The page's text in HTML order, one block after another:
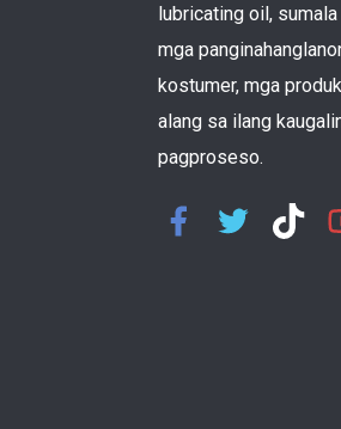
lubricating oil,
mga
kostumer, mga
alang sa ilang
pagproseso.